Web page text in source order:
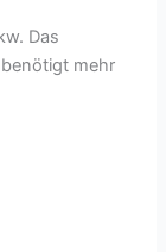
Das
mehr